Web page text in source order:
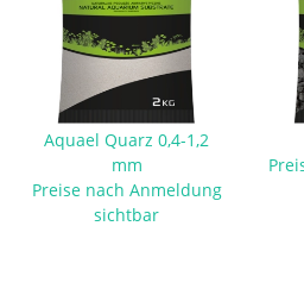
Aquael Quarz 0,4-1,2
mm
Preise nach Anmeldung
sichtbar